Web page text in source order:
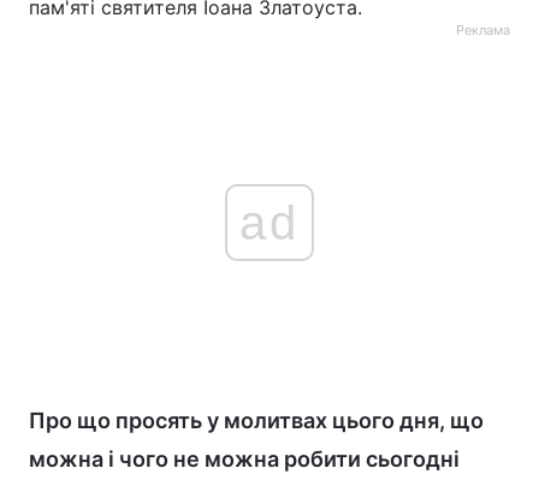
пам'яті святителя Іоана Златоуста.
Реклама
ad
Про що просять у молитвах цього дня, що
можна і чого не можна робити сьогодні